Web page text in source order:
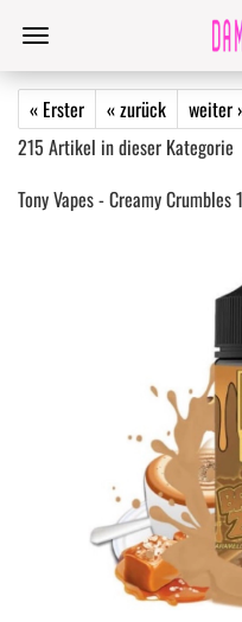
« Erster « zurück weiter
215 Artikel in dieser Kategorie
Tony Vapes - Creamy Crumbles